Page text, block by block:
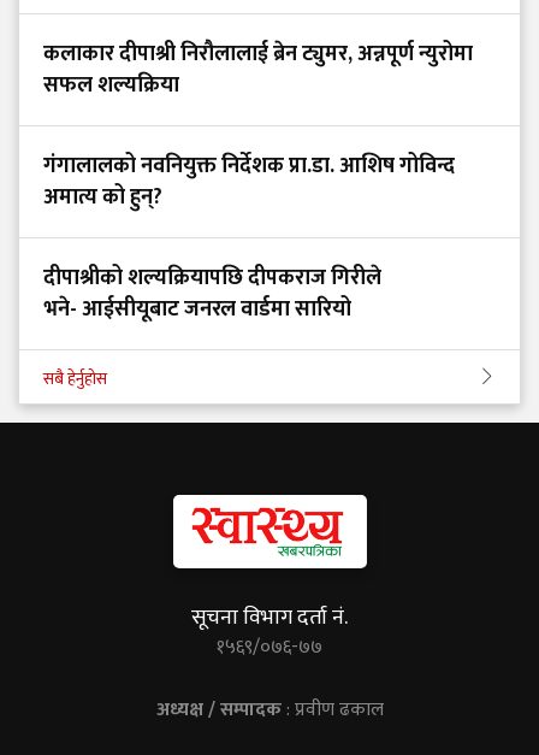
कलाकार दीपाश्री निरौलालाई ब्रेन ट्युमर, अन्नपूर्ण न्युरोमा
सफल शल्यक्रिया
गंगालालको नवनियुक्त निर्देशक प्रा.डा. आशिष गोविन्द
अमात्य को हुन्?
दीपाश्रीको शल्यक्रियापछि दीपकराज गिरीले
भने- आईसीयूबाट जनरल वार्डमा सारियो
सबै हेर्नुहोस
सूचना विभाग दर्ता नं.
१५६९/०७६-७७
अध्यक्ष / सम्पादक: प्रवीण ढकाल